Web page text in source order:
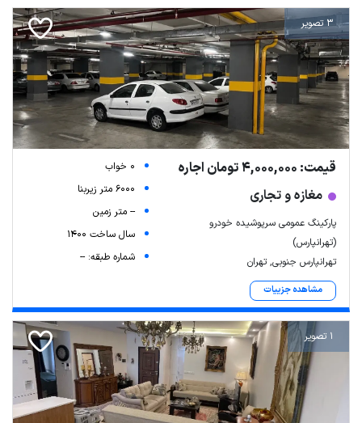
3 تصویر
قیمت: 4,000,000 تومان اجاره
مغازه و تجاری
پارکینگ عمومی سرپوشیده خودرو
(تهرانپارس)
تهرانپارس جنوبی, تهران
مشاهده جزییات
0 خواب
6000 متر زیربنا
-- متر زمین
سال ساخت 1400
شماره طبقه: --
1 تصویر